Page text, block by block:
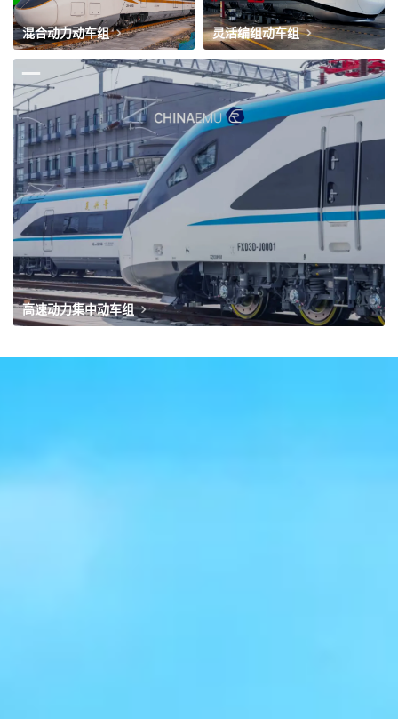
混合动力动车组 灵活编组动车组
高速动力集中动车组